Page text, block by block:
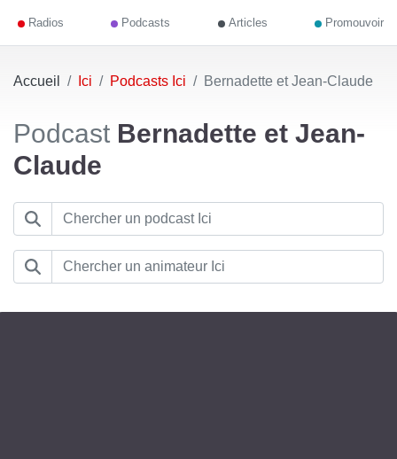
Radios Podcasts Articles Promouvoir
Accueil Ici Podcasts Ici Bernadette et Jean-Claude
Podcast Bernadette et Jean-
Claude